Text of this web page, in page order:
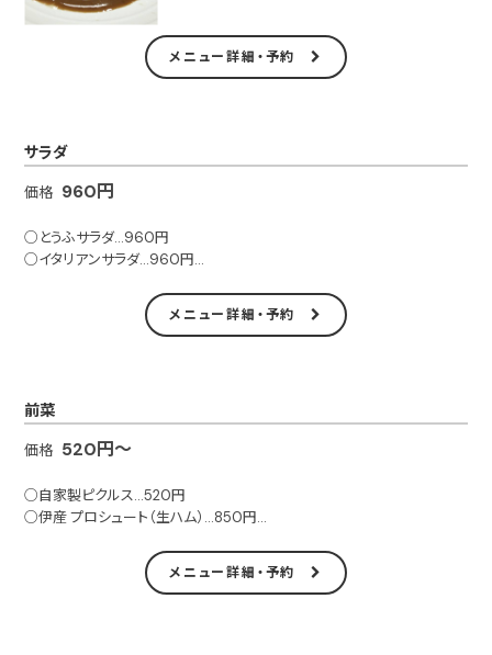
■テイクアウト可
メニュー詳細・予約
サラダ
価格 960円
○とうふサラダ…960円
○イタリアンサラダ…960円
〇かご盛りバーニャカウダ…1070円
メニュー詳細・予約
前菜
価格 520円～
○自家製ピクルス…520円
○伊産 プロシュート（生ハム）…850円
○ツナポテトサラダ…630円
○トマト＆クリームチーズ…520円
メニュー詳細・予約